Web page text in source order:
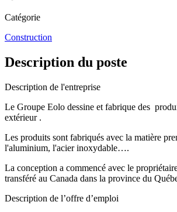
Catégorie
Construction
Description du poste
Description de l'entreprise
Le Groupe Eolo dessine et fabrique des
extérieur .
Les produits sont fabriqués avec la matière
l'aluminium, l'acier inoxydable….
La conception a commencé avec le
transféré au Canada dans la province du
Description de l’offre d’emploi